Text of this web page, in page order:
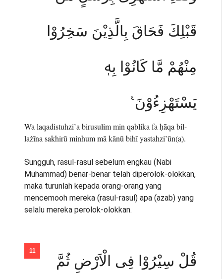
قَبْلِكَ فَحَاقَ بِالَّذِيْنَ سَخِرُوْا
مِنْهُمْ مَّا كَانُوْا بِهٖ
يَسْتَهْزِءُوْنَ ࣖ
Wa laqadistuhzi’a birusulim min qablika fa ḥāqa bil-
lażīna sakhirū minhum mā kānū bihī yastahzi’ūn(a).
Sungguh, rasul-rasul sebelum engkau (Nabi
Muhammad) benar-benar telah diperolok-olokkan,
maka turunlah kepada orang-orang yang
mencemooh mereka (rasul-rasul) apa (azab) yang
selalu mereka perolok-olokkan.
قُلْ سِيْرُوْا فِى الْاَرْضِ ثُمَّ